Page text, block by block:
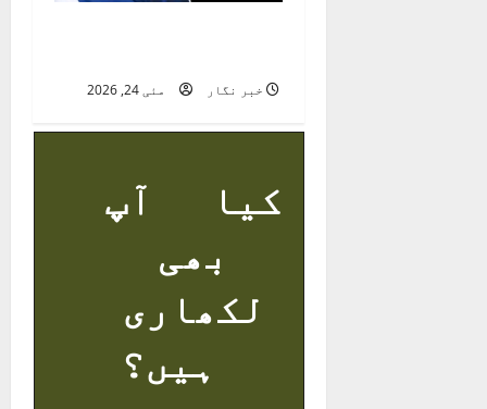
خبر نگار مئی 24, 2026
کیا آپ
بھی
لکھاری
ہیں؟